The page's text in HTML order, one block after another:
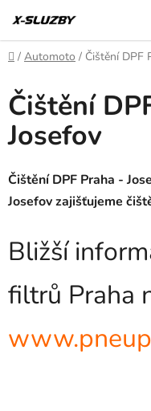
na
obsah
Domů
/ Automoto / Čištění DPF
Čištění
Josefov
Čištění DPF Praha -
Josefov zajišťujeme
Bližší
filtrů Praha